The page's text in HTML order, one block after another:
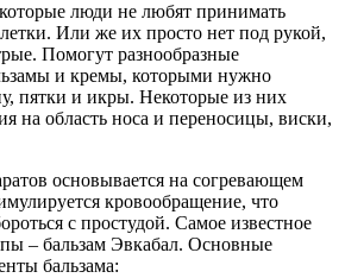
люди не любят принимать
Или же их просто нет под рукой,
Помогут разнообразные
и кремы, которыми нужно
пятки и икры. Некоторые из них
на область носа и переносицы, виски,
основывается на согревающем
кровообращение, что
с простудой. Самое известное
– бальзам Эвкабал. Основные
бальзама: